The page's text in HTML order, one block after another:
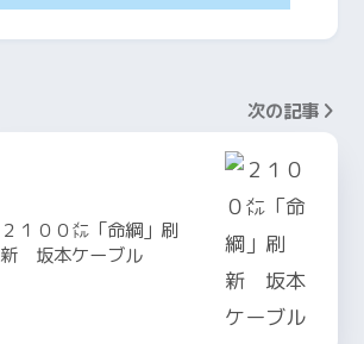
次の記事
２１００㍍「命綱」刷
新 坂本ケーブル